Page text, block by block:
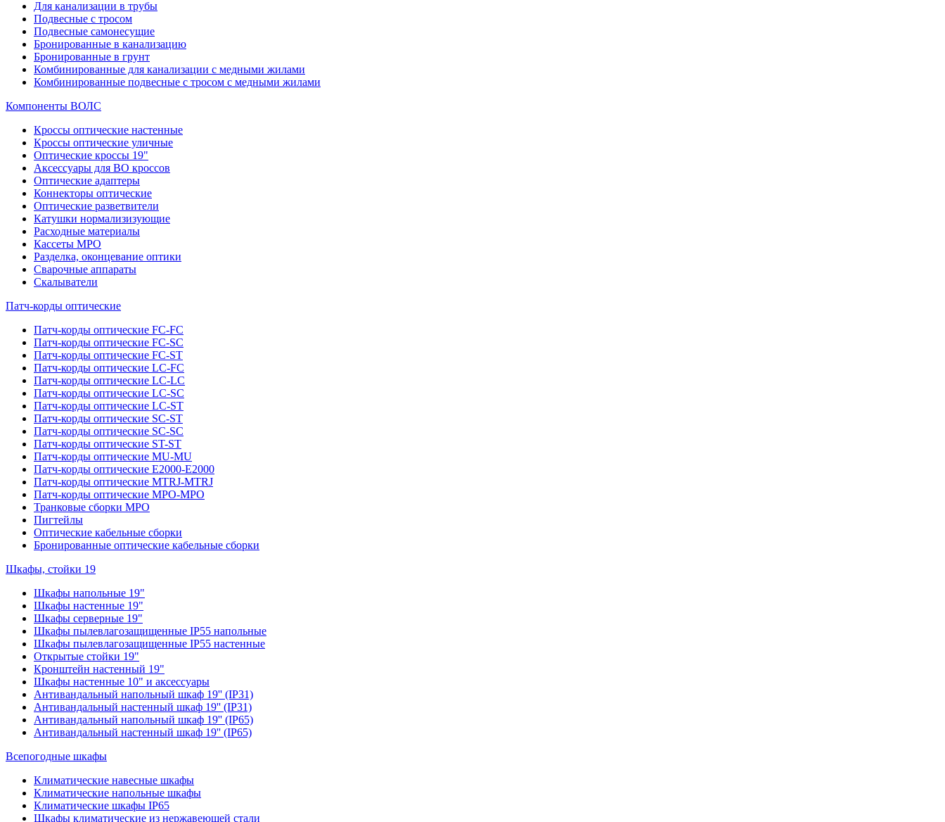
Для канализации в трубы
Подвесные с тросом
Подвесные самонесущие
Бронированные в канализацию
Бронированные в грунт
Комбинированные для канализации с медными жилами
Комбинированные подвесные с тросом с медными жилами
Компоненты ВОЛС
Кроссы оптические настенные
Кроссы оптические уличные
Оптические кроссы 19"
Аксессуары для ВО кроссов
Оптические адаптеры
Коннекторы оптические
Оптические разветвители
Катушки нормализизующие
Расходные материалы
Кассеты MPO
Разделка, оконцевание оптики
Сварочные аппараты
Скалыватели
Патч-корды оптические
Патч-корды оптические FC-FC
Патч-корды оптические FC-SC
Патч-корды оптические FC-ST
Патч-корды оптические LC-FC
Патч-корды оптические LC-LC
Патч-корды оптические LC-SC
Патч-корды оптические LC-ST
Патч-корды оптические SC-ST
Патч-корды оптические SC-SC
Патч-корды оптические ST-ST
Патч-корды оптические MU-MU
Патч-корды оптические E2000-E2000
Патч-корды оптические MTRJ-MTRJ
Патч-корды оптические MPO-MPO
Транковые сборки MPO
Пигтейлы
Оптические кабельные сборки
Бронированные оптические кабельные сборки
Шкафы, стойки 19
Шкафы напольные 19"
Шкафы настенные 19"
Шкафы серверные 19"
Шкафы пылевлагозащищенные IP55 напольные
Шкафы пылевлагозащищенные IP55 настенные
Открытые стойки 19"
Кронштейн настенный 19"
Шкафы настенные 10" и аксессуары
Антивандальный напольный шкаф 19'' (IP31)
Антивандальный настенный шкаф 19'' (IP31)
Антивандальный напольный шкаф 19'' (IP65)
Антивандальный настенный шкаф 19'' (IP65)
Всепогодные шкафы
Климатические навесные шкафы
Климатические напольные шкафы
Климатические шкафы IP65
Шкафы климатические из нержавеющей стали